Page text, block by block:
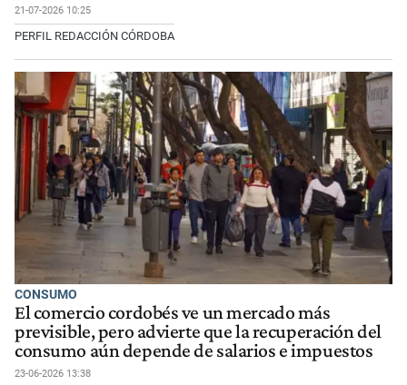
21-07-2026 10:25
PERFIL REDACCIÓN CÓRDOBA
CONSUMO
El comercio cordobés ve un mercado más
previsible, pero advierte que la recuperación del
consumo aún depende de salarios e impuestos
23-06-2026 13:38